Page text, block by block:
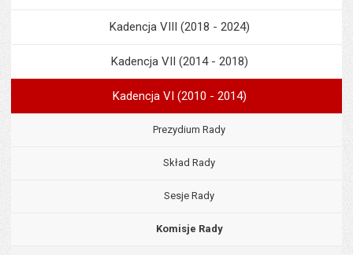
Kadencja VIII (2018 - 2024)
Kadencja VII (2014 - 2018)
Kadencja VI (2010 - 2014)
Prezydium Rady
Skład Rady
Sesje Rady
Komisje Rady